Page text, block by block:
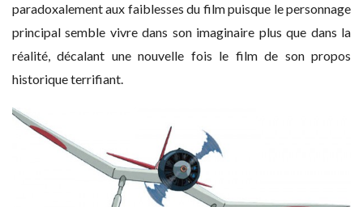
paradoxalement aux faiblesses du film puisque le personnage
principal semble vivre dans son imaginaire plus que dans la
réalité, décalant une nouvelle fois le film de son propos
historique terrifiant.